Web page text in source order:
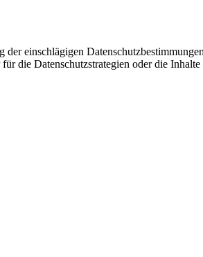
einschlägigen
die Datenschutzstrategien oder die